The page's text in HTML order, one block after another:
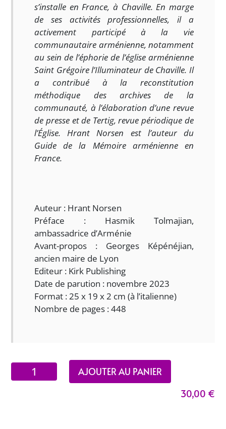
s’installe en France, à Chaville. En marge
de ses activités professionnelles, il a
activement participé à la vie
communautaire arménienne, notamment
au sein de l’éphorie de l’église arménienne
Saint Grégoire l’Illuminateur de Chaville. Il
a contribué à la reconstitution
méthodique des archives de la
communauté, à l’élaboration d’une revue
de presse et de Tertig, revue périodique de
l’Église. Hrant Norsen est l’auteur du
Guide de la Mémoire arménienne en
France.
Auteur : Hrant Norsen
Préface : Hasmik Tolmajian,
ambassadrice d’Arménie
Avant-propos : Georges Képénéjian,
ancien maire de Lyon
Editeur : Kirk Publishing
Date de parution : novembre 2023
Format : 25 x 19 x 2 cm (à l’italienne)
Nombre de pages : 448
quantité
de
AJOUTER AU PANIER
30,00 €